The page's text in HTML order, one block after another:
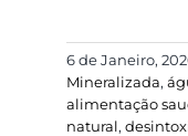
6 de Janeiro,
Mineralizada,
alimentação
natural,